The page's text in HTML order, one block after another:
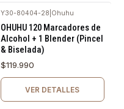
Y30-80404-28 Ohuhu
OHUHU 120 Marcadores de
Alcohol + 1 Blender (Pincel
& Biselada)
$119.990
VER DETALLES